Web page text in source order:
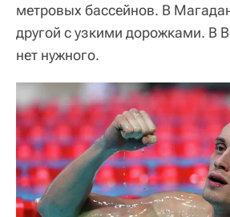
метровых бассейнов. В
другой с узкими дорожками. В
нет нужного.